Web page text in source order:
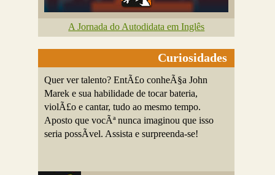
A Jornada do Autodidata em Inglês
Curiosidades
Quer ver talento? EntÃ£o conheÃ§a John
Marek e sua habilidade de tocar bateria,
violÃ£o e cantar, tudo ao mesmo tempo.
Aposto que vocÃª nunca imaginou que isso
seria possÃ­vel. Assista e surpreenda-se!